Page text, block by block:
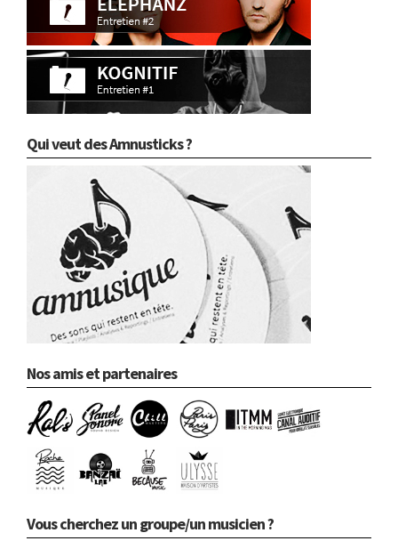
Qui veut des Amnusticks ?
Nos amis et partenaires
Vous cherchez un groupe/un musicien ?